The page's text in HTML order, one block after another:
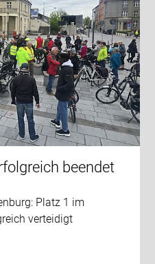
beendet
Platz 1 im
verteidigt